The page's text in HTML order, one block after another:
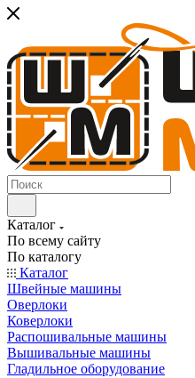
Каталог
По всему сайту
По каталогу
Каталог
Швейные машины
Оверлоки
Коверлоки
Распошивальные машины
Вышивальные машины
Гладильное оборудование